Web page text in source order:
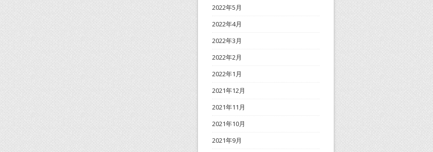
2022年5月
2022年4月
2022年3月
2022年2月
2022年1月
2021年12月
2021年11月
2021年10月
2021年9月